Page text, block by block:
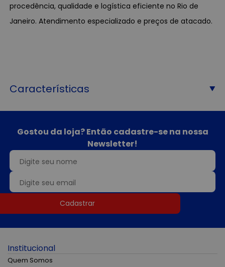
procedência, qualidade e logística eficiente no Rio de
Janeiro. Atendimento especializado e preços de atacado.
Características
Gostou da loja? Então cadastre-se na nossa
Newsletter!
Cadastrar
Institucional
Quem Somos